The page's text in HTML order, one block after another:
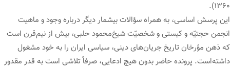
۱۳۶۰).
این پرسش اساسی، به همراه سؤالات بیشمار دیگر درباره وجود و ماهیت
انجمن حجتیّه و کیستی و شخصیّت شیخ‌محمود حلبی، بیش از نیم‌قرن است
که ذهن مؤرخان تاریخ جریان‌های دینی، سیاسی ایران را به خود مشغول
داشته‌است. پرونده حاضر بدون هیچ ادعایی، صرفاً تلاشی است به قدر مقدور